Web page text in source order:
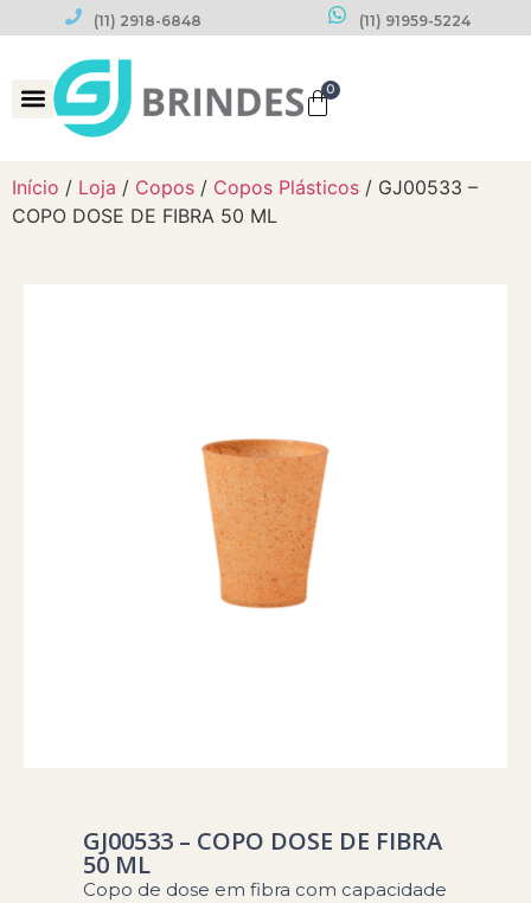
(11) 2918-6848 (11) 91959-5224
0
Início / Loja / Copos / Copos Plásticos / GJ00533 –
COPO DOSE DE FIBRA 50 ML
GJ00533 – COPO DOSE DE FIBRA
50 ML
Copo de dose em fibra com capacidade